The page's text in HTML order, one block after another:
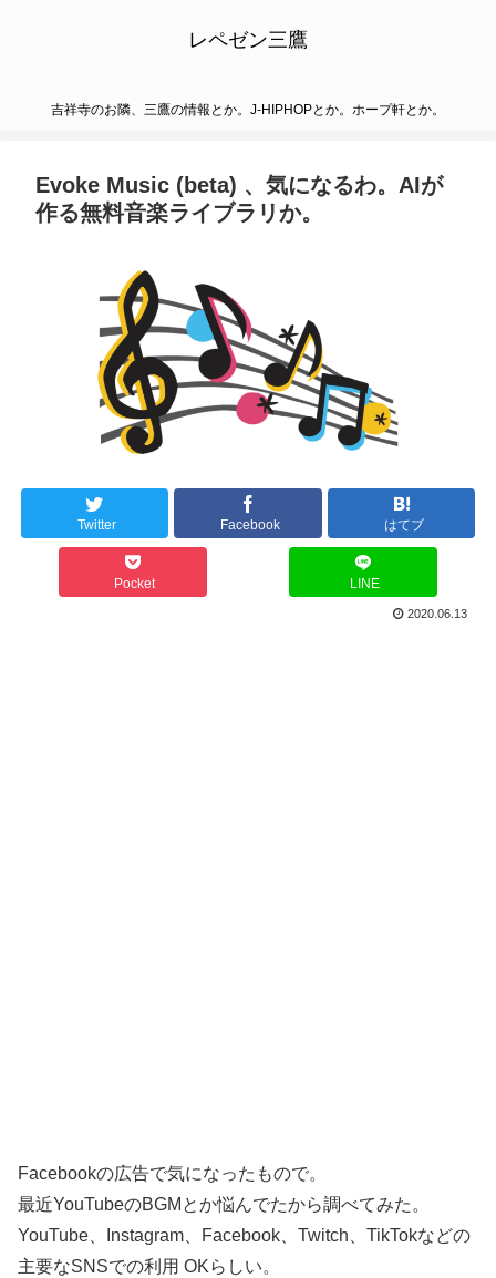
レペゼン三鷹
吉祥寺のお隣、三鷹の情報とか。J-HIPHOPとか。ホープ軒とか。
Evoke Music (beta) 、気になるわ。AIが
作る無料音楽ライブラリか。
Twitter Facebook はてブ
Pocket LINE
2020.06.13
Facebookの広告で気になったもので。
最近YouTubeのBGMとか悩んでたから調べてみた。
YouTube、Instagram、Facebook、Twitch、TikTokなどの
主要なSNSでの利用 OKらしい。